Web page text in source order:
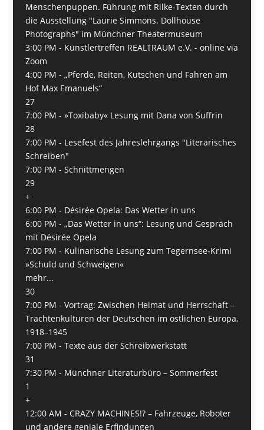
Menschenpuppen. Führung mit Rilke-Texten durch
die Ausstellung "Laurie Simmons. Dollhouse
Photographs" im Münchner Theatermuseum
3:00 PM - Künstlertreffen REALTRAUM e.V. - online via
Zoom
4:00 PM - „Pferde, Reiten, Kutschen und Fahren am
Hof Max Emanuels“
27
7:00 PM - »Toxibaby« Lesung mit Dana von Suffrin
28
7:00 PM - Lesefest des Jahreslehrgangs "Literarisches
Schreiben"
7:00 PM - Schnittmengen
29
+
6:00 PM - Désirée Opela: Das Wetter in uns
6:00 PM - „Das Wetter in uns“: Lesung und Gespräch
mit Désirée Opela
7:00 PM - Kulinarische Lesung zum Tegernsee-Krimi
»Schuld und Schweigen«
mehr...
30
7:00 PM - Vortrag: Zwischen Heimat und Herrschaft –
Trachtenkulturen der Deutschen im östlichen Europa,
1918–1945
7:00 PM - Texte aus der Schreibwerkstatt
31
7:30 PM - Münchner Literaturbüro – Sommerfest
1
+
12:00 AM - CRAZY MACHINES!? – Fahrzeuge, Roboter
und andere geniale Erfindungen